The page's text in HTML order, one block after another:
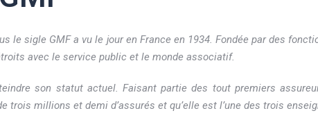
le sigle GMF a vu le jour en France en 1934. Fondée par des
avec le service public et le monde associatif.
son statut actuel. Faisant partie des tout premiers
trois millions et demi d’assurés et qu’elle est l’une des trois